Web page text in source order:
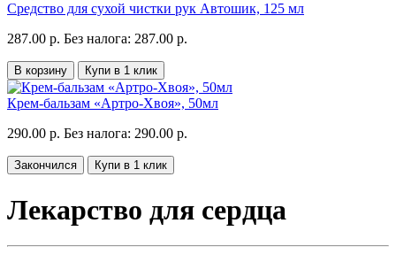
Средство для сухой чистки рук Автошик, 125 мл
287.00 р. Без налога: 287.00 р.
В корзину Купи в 1 клик
Крем-бальзам «Артро-Хвоя», 50мл
290.00 р. Без налога: 290.00 р.
Закончился Купи в 1 клик
Лекарство для сердца